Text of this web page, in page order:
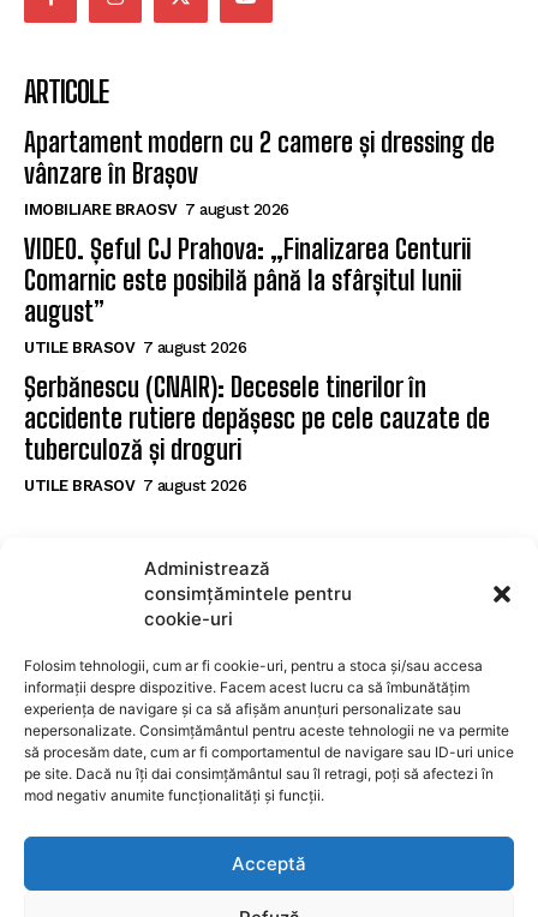
Administrează
consimțămintele pentru
cookie-uri
Folosim tehnologii, cum ar fi cookie-uri, pentru a stoca și/sau accesa
informații despre dispozitive. Facem acest lucru ca să îmbunătățim
experiența de navigare și ca să afișăm anunțuri personalizate sau
nepersonalizate. Consimțământul pentru aceste tehnologii ne va permite
să procesăm date, cum ar fi comportamentul de navigare sau ID-uri unice
pe site. Dacă nu îți dai consimțământul sau îl retragi, poți să afectezi în
mod negativ anumite funcționalități și funcții.
Acceptă
ARTICOLE
Apartament modern cu 2 camere și dressing de
vânzare în Brașov
IMOBILIARE BRAOSV 7 august 2026
VIDEO. Șeful CJ Prahova: „Finalizarea Centurii
Comarnic este posibilă până la sfârșitul lunii
august”
UTILE BRASOV 7 august 2026
Şerbănescu (CNAIR): Decesele tinerilor în
accidente rutiere depășesc pe cele cauzate de
tuberculoză și droguri
UTILE BRASOV 7 august 2026
Apartament modern cu 2 camere și dressing de
IMOBILIARE BRAOSV 7 august 2026
VIDEO. Șeful CJ Prahova: „Finalizarea Centurii
Comarnic este posibilă până la sfârșitul lunii
august”
Şerbănescu (CNAIR): Decesele tinerilor în
accidente rutiere depășesc pe cele cauzate de